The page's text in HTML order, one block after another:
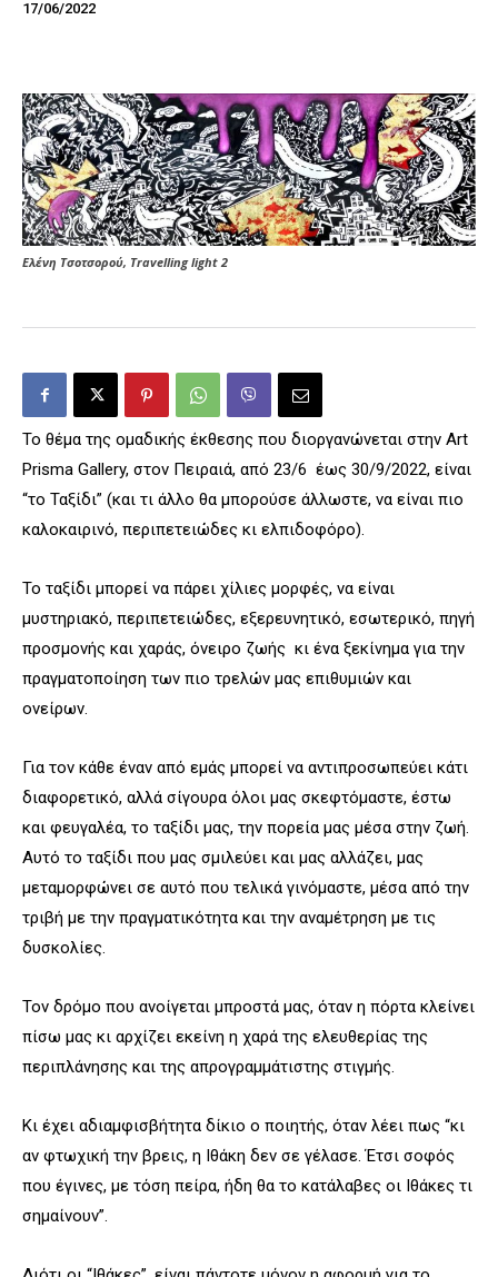
17/06/2022
Ελένη Τσοτσορού, Travelling light 2
Το θέμα της ομαδικής έκθεσης που διοργανώνεται στην Art
Prisma Gallery, στον Πειραιά, από 23/6 έως 30/9/2022, είναι
“το Ταξίδι” (και τι άλλο θα μπορούσε άλλωστε, να είναι πιο
καλοκαιρινό, περιπετειώδες κι ελπιδοφόρο).
Το ταξίδι μπορεί να πάρει χίλιες μορφές, να είναι
μυστηριακό, περιπετειώδες, εξερευνητικό, εσωτερικό, πηγή
προσμονής και χαράς, όνειρο ζωής κι ένα ξεκίνημα για την
πραγματοποίηση των πιο τρελών μας επιθυμιών και
ονείρων.
Για τον κάθε έναν από εμάς μπορεί να αντιπροσωπεύει κάτι
διαφορετικό, αλλά σίγουρα όλοι μας σκεφτόμαστε, έστω
και φευγαλέα, το ταξίδι μας, την πορεία μας μέσα στην ζωή.
Αυτό το ταξίδι που μας σμιλεύει και μας αλλάζει, μας
μεταμορφώνει σε αυτό που τελικά γινόμαστε, μέσα από την
τριβή με την πραγματικότητα και την αναμέτρηση με τις
δυσκολίες.
Τον δρόμο που ανοίγεται μπροστά μας, όταν η πόρτα κλείνει
πίσω μας κι αρχίζει εκείνη η χαρά της ελευθερίας της
περιπλάνησης και της απρογραμμάτιστης στιγμής.
Κι έχει αδιαμφισβήτητα δίκιο ο ποιητής, όταν λέει πως “κι
αν φτωχική την βρεις, η Ιθάκη δεν σε γέλασε. Έτσι σοφός
που έγινες, με τόση πείρα, ήδη θα το κατάλαβες οι Ιθάκες τι
σημαίνουν”.